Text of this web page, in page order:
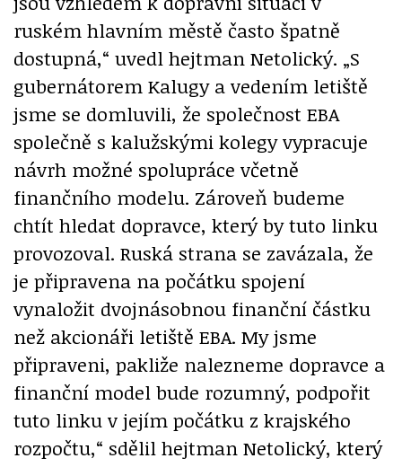
ruském hlavním městě často špatně
dostupná,“ uvedl hejtman Netolický. „S
gubernátorem Kalugy a vedením letiště
jsme se domluvili, že společnost EBA
společně s kalužskými kolegy vypracuje
návrh možné spolupráce včetně
finančního modelu. Zároveň budeme
chtít hledat dopravce, který by tuto linku
provozoval. Ruská strana se zavázala, že
je připravena na počátku spojení
vynaložit dvojnásobnou finanční částku
než akcionáři letiště EBA. My jsme
připraveni, pakliže nalezneme dopravce a
finanční model bude rozumný, podpořit
tuto linku v jejím počátku z krajského
rozpočtu,“ sdělil hejtman Netolický, který